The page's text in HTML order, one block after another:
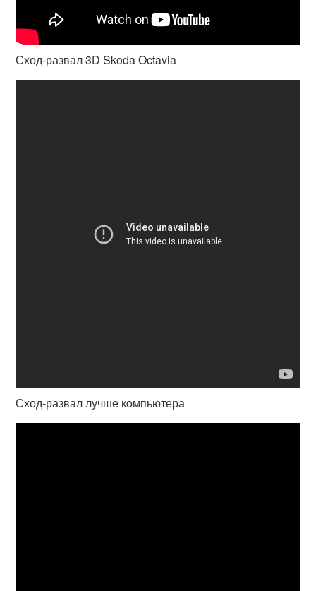
Сход-развал 3D Skoda Octavia
Сход-развал лучше компьютера